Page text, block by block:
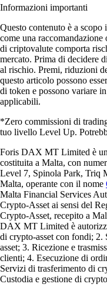
Informazioni importanti
Questo contenuto è a scopo
come una
di criptovalute comporta
mercato. Prima di decidere
al rischio. Premi, riduzioni
questo articolo possono
di token e possono variare
applicabili.
*Zero commissioni di
tuo livello Level Up.
Foris DAX MT Limited è
costituita a Malta, con
Level 7, Spinola Park, Triq
Malta, operante con il nome
Malta Financial Services
Crypto-Asset ai sensi del
Crypto-Asset, recepito a
DAX MT Limited è
di crypto-asset con fondi; 2.
asset; 3. Ricezione e
clienti; 4. Esecuzione di
Servizi di trasferimento di
Custodia e gestione di